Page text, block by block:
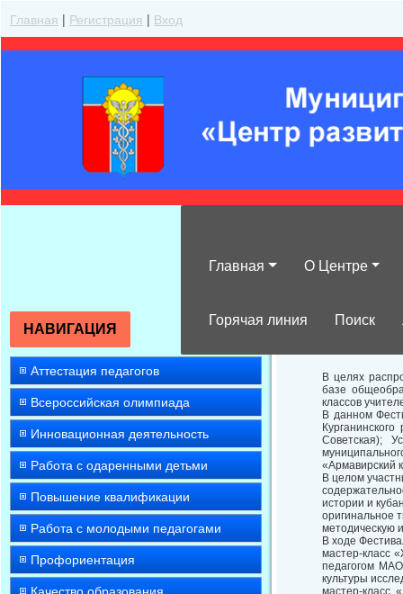
Главная | Регистрация | Вход
Главная О Центре
Горячая линия Поиск
НАВИГАЦИЯ
Аттестация педагогов
Всероссийская олимпиада
Инновационная деятельность
Работа с одаренными детьми
Повышение квалификации
Работа с молодыми педагогами
Профориентация
история»
В целях
базе
классов
В данном
Советская);
«Армавирский
В целом
истории и
оригинальное
методическую
В ходе
мастер-класс
педагогом
культуры
мастер-класс